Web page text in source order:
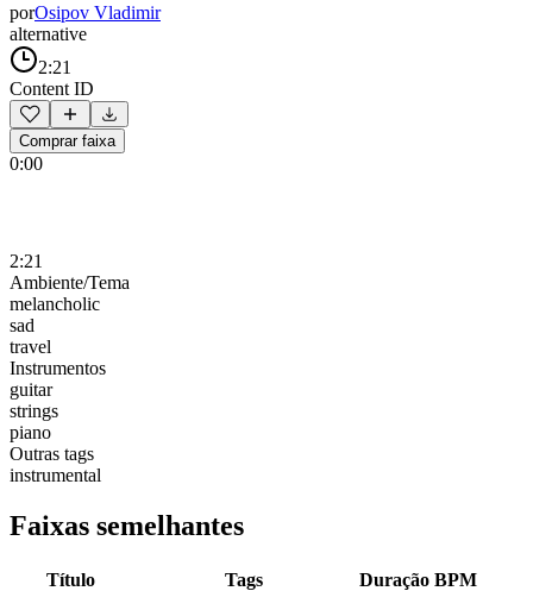
porOsipov Vladimir
alternative
2:21
Content ID
Comprar faixa
0:00
2:21
Ambiente/Tema
melancholic
sad
travel
Instrumentos
guitar
strings
piano
Outras tags
instrumental
Faixas semelhantes
Título Tags Duração BPM